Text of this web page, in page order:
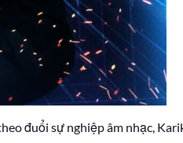
đuổi sự nghiệp âm nhạc,